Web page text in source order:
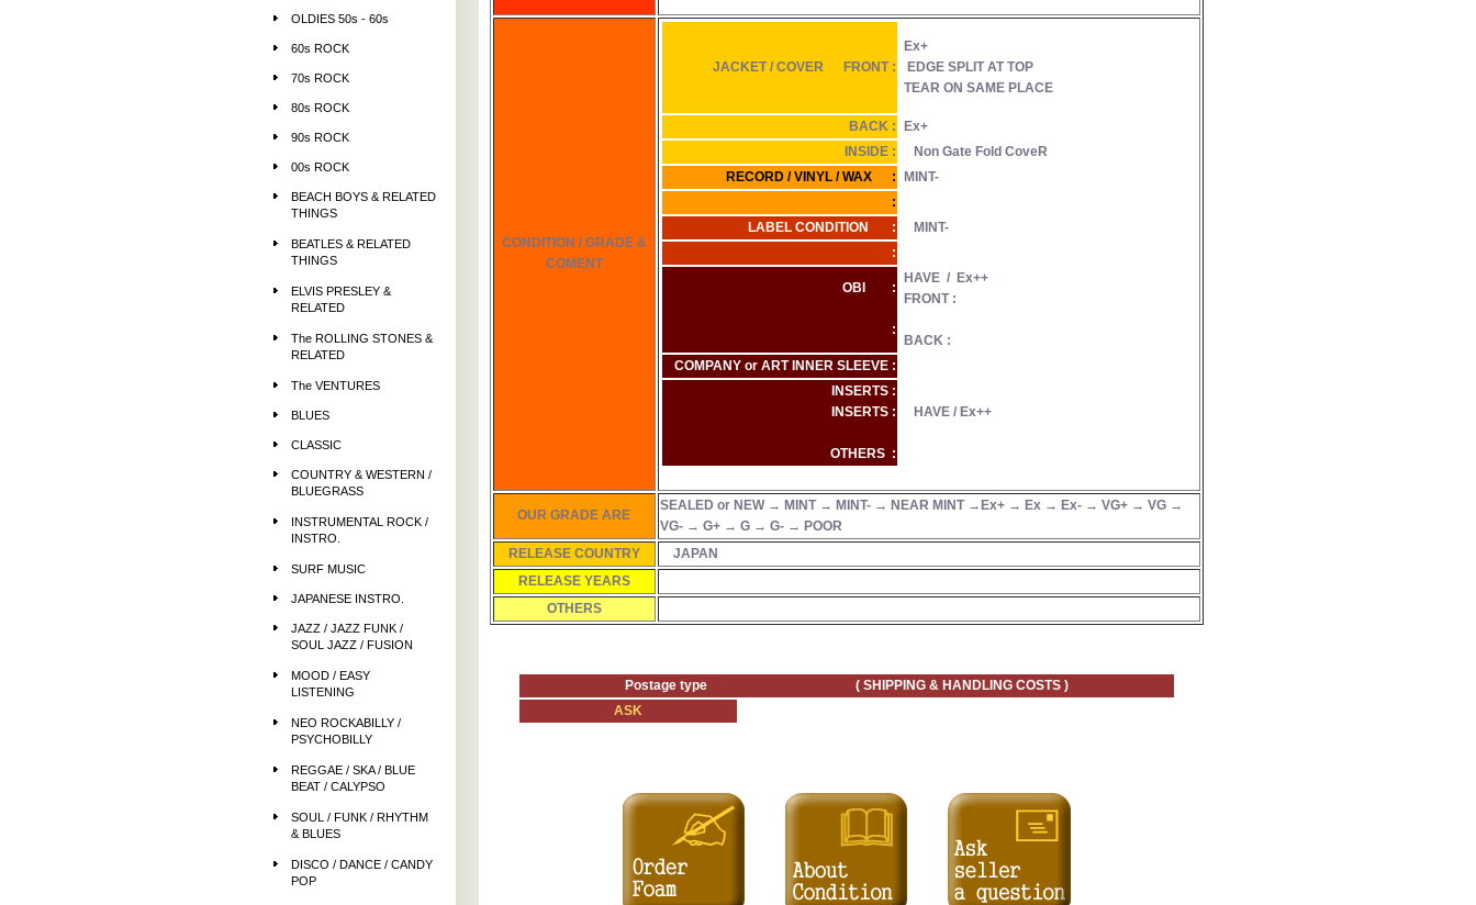
OLDIES 50s - 60s
60s ROCK
70s ROCK
80s ROCK
90s ROCK
00s ROCK
BEACH BOYS & RELATED
THINGS
BEATLES & RELATED
THINGS
ELVIS PRESLEY &
RELATED
The ROLLING STONES &
RELATED
The VENTURES
BLUES
CLASSIC
COUNTRY & WESTERN /
BLUEGRASS
INSTRUMENTAL ROCK /
INSTRO.
SURF MUSIC
JAPANESE INSTRO.
JAZZ / JAZZ FUNK /
SOUL JAZZ / FUSION
MOOD / EASY
LISTENING
NEO ROCKABILLY /
PSYCHOBILLY
REGGAE / SKA / BLUE
BEAT / CALYPSO
SOUL / FUNK / RHYTHM
& BLUES
DISCO / DANCE / CANDY
POP
CONDITION / GRADE &
COMENT
JACKET / COVER FRONT :
Ex+
EDGE SPLIT AT TOP
TEAR ON SAME PLACE
BACK :
Ex+
INSIDE :
Non Gate Fold CoveR
RECORD / VINYL / WAX :
MINT-
:
LABEL CONDITION :
MINT-
:
OBI :
:
HAVE / Ex++
FRONT :
BACK :
COMPANY or ART INNER SLEEVE :
INSERTS :
INSERTS :
OTHERS :
HAVE / Ex++
OUR GRADE ARE
SEALED or NEW → MINT → MINT- → NEAR MINT →Ex+ → Ex → Ex- → VG+ → VG →
VG- → G+ → G → G- → POOR
RELEASE COUNTRY
JAPAN
RELEASE YEARS
OTHERS
Postage type ( SHIPPING & HANDLING COSTS )
ASK